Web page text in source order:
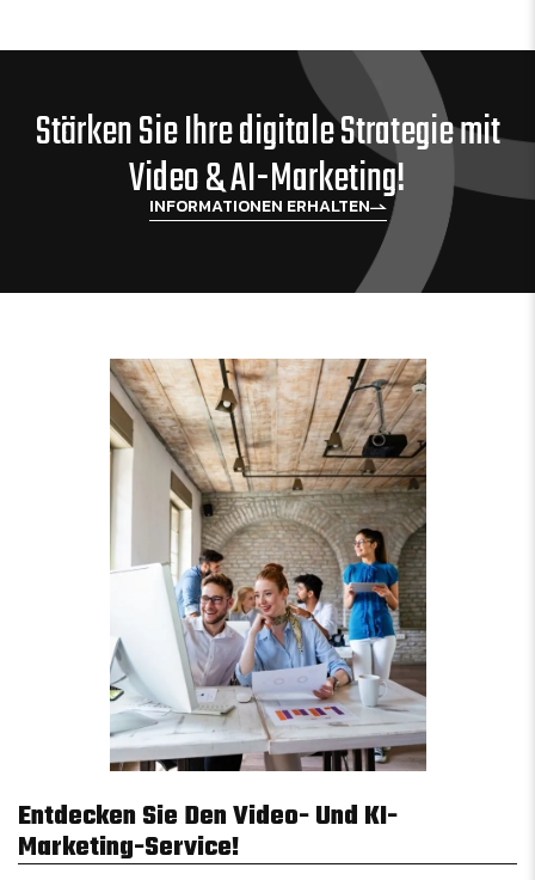
Stärken Sie Ihre digitale Strategie mit
Video & AI-Marketing!
INFORMATIONEN ERHALTEN
Entdecken Sie Den Video- Und KI-
Marketing-Service!